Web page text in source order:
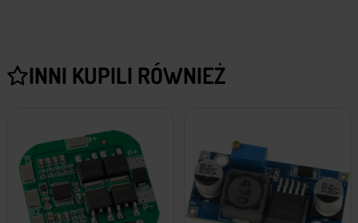
INNI KUPILI RÓWNIEŻ